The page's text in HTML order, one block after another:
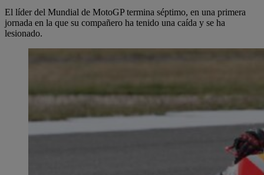
El líder del Mundial de MotoGP termina séptimo, en una primera
jornada en la que su compañero ha tenido una caída y se ha
lesionado.